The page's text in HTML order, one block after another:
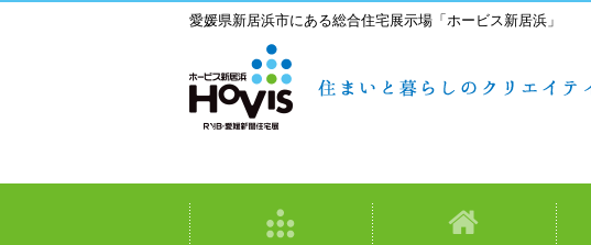
愛媛県新居浜市にある総合住宅展示場「ホービス新居浜」